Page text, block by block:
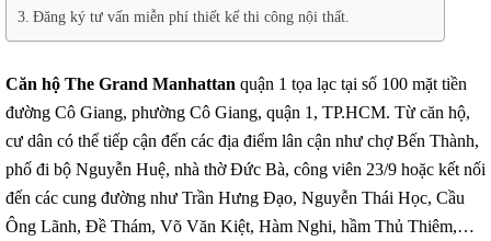
Đăng ký tư vấn miễn phí thiết kế thi công nội thất.
Căn hộ The Grand Manhattan quận 1 tọa lạc tại số 100 mặt tiền
đường Cô Giang, phường Cô Giang, quận 1, TP.HCM. Từ căn hộ,
cư dân có thể tiếp cận đến các địa điểm lân cận như chợ Bến Thành,
phố đi bộ Nguyễn Huệ, nhà thờ Đức Bà, công viên 23/9 hoặc kết nối
đến các cung đường như Trần Hưng Đạo, Nguyễn Thái Học, Cầu
Ông Lãnh, Đề Thám, Võ Văn Kiệt, Hàm Nghi, hầm Thủ Thiêm,…